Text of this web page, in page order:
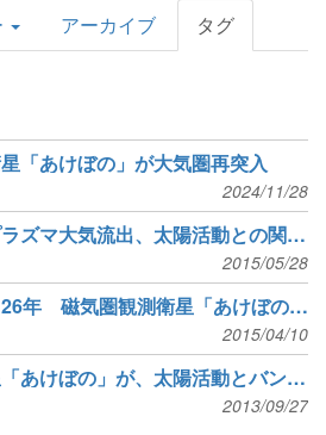
アーカイブ タグ
「あけぼの」が大気圏再突入
2024/11/28
地球からのプラズマ大気流出、太陽活動との関連を一歩解明
2015/05/28
打ち上げから26年 磁気圏観測衛星「あけぼの」運用終了
2015/04/10
ベテラン衛星「あけぼの」が、太陽活動とバンアレン帯の関連を解明
2013/09/27